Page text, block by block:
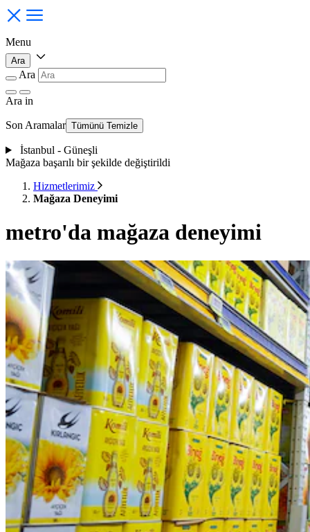
Menu
Ara
Ara
Ara in
Son Aramalar Tümünü Temizle
İstanbul - Güneşli
Mağaza başarılı bir şekilde değiştirildi
Hizmetlerimiz
Mağaza Deneyimi
metro'da mağaza deneyimi